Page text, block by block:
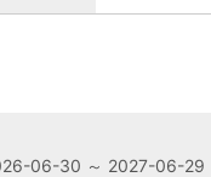
06-30 ～ 2027-06-29